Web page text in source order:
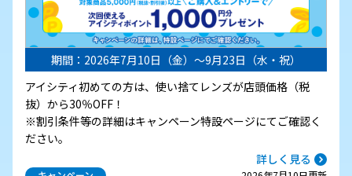
期間：2026年7月10日（金）～9月23日（水・祝）
アイシティ初めての方は、使い捨てレンズが店頭価格（税
抜）から30％OFF！
※割引条件等の詳細はキャンペーン特設ページにてご確認く
ださい。
詳しく見る